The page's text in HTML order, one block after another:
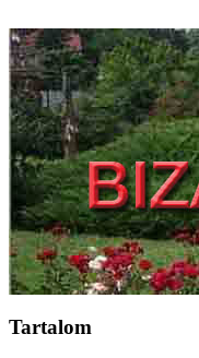
Tartalom